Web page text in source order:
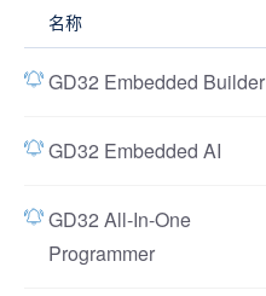
名称
GD32 Embedded Builder
GD32 Embedded AI
GD32 All-In-One
Programmer